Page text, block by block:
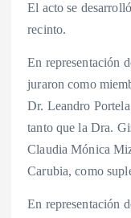
El acto se
recinto.
En representación
juraron como
Dr. Leandro
tanto que la Dra.
Claudia Mónica
Carubia, como
En representación